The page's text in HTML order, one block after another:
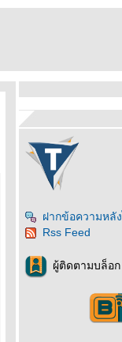
ฝากข้อความหลั
Rss Feed
ผู้ติดตามบล็อ